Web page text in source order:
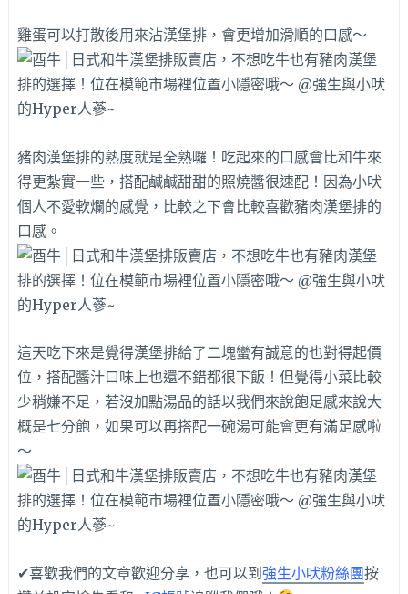
雞蛋可以打散後用來沾漢堡排，會更增加滑順的口感～
豬肉漢堡排的熟度就是全熟囉！吃起來的口感會比和牛來
得更紮實一些，搭配鹹鹹甜甜的照燒醬很速配！因為小吠
個人不愛軟爛的感覺，比較之下會比較喜歡豬肉漢堡排的
口感。
這天吃下來是覺得漢堡排給了二塊蠻有誠意的也對得起價
位，搭配醬汁口味上也還不錯都很下飯！但覺得小菜比較
少稍嫌不足，若沒加點湯品的話以我們來說飽足感來說大
概是七分飽，如果可以再搭配一碗湯可能會更有滿足感啦
～
✔喜歡我們的文章歡迎分享，也可以到強生小吠粉絲團按